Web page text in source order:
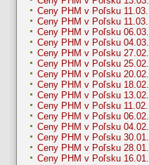
Ceny PHM v Poľsku 11.03.
Ceny PHM v Poľsku 11.03.
Ceny PHM v Poľsku 06.03.
Ceny PHM v Poľsku 04.03.
Ceny PHM v Poľsku 27.02.
Ceny PHM v Poľsku 25.02.
Ceny PHM v Poľsku 20.02.
Ceny PHM v Poľsku 18.02.
Ceny PHM v Poľsku 13.02.
Ceny PHM v Poľsku 11.02.
Ceny PHM v Poľsku 06.02.
Ceny PHM v Poľsku 04.02.
Ceny PHM v Poľsku 30.01.
Ceny PHM v Poľsku 28.01.
Ceny PHM v Poľsku 16.01.